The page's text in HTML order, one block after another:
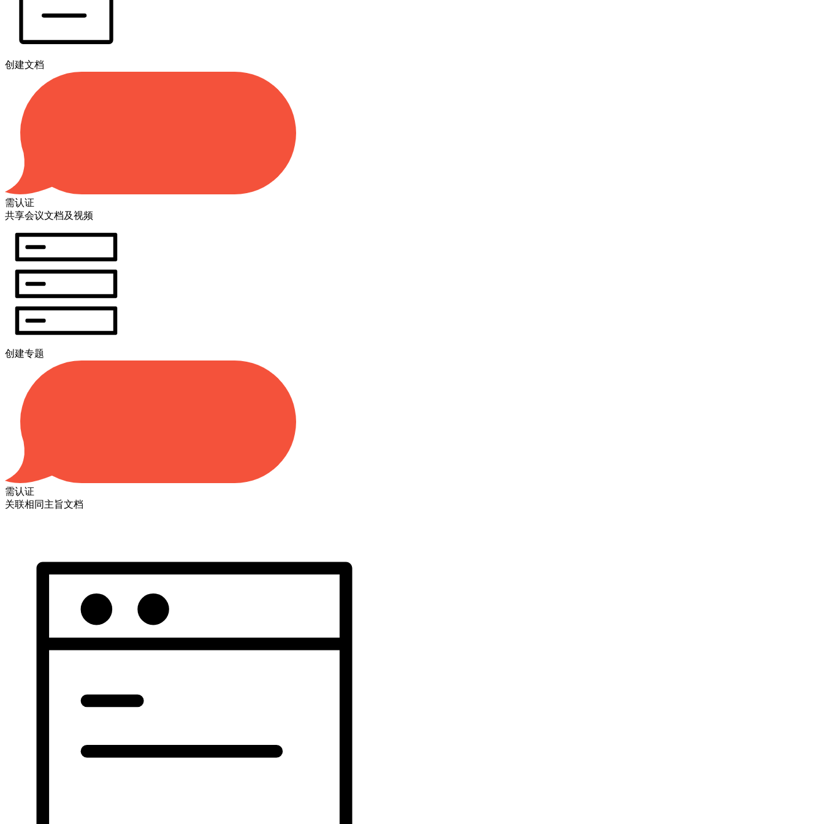
创建文档
需认证
共享会议文档及视频
创建专题
需认证
关联相同主旨文档